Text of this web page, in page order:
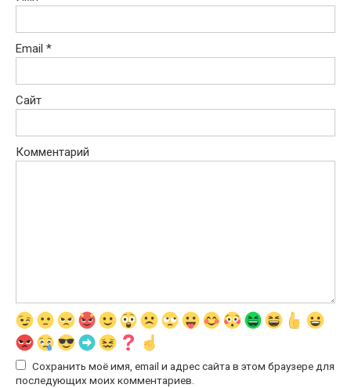
Email *
Сайт
Комментарий
Сохранить моё имя, email и адрес сайта в этом браузере для
последующих моих комментариев.